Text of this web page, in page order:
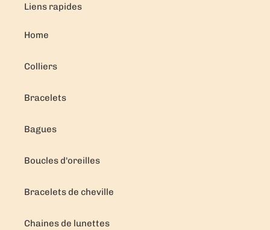
Liens rapides
Home
Colliers
Bracelets
Bagues
Boucles d'oreilles
Bracelets de cheville
Chaines de lunettes